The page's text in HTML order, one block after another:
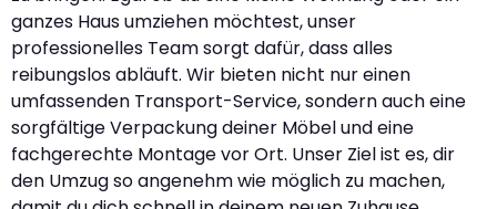
ganzes Haus umziehen möchtest, unser
professionelles Team sorgt dafür, dass alles
reibungslos abläuft. Wir bieten nicht nur einen
umfassenden Transport-Service, sondern auch eine
sorgfältige Verpackung deiner Möbel und eine
fachgerechte Montage vor Ort. Unser Ziel ist es, dir
den Umzug so angenehm wie möglich zu machen,